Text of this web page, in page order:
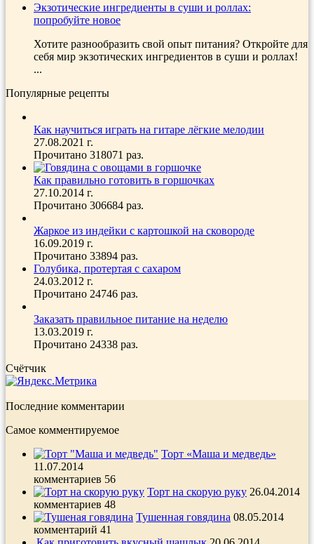
Экзотические ингредиенты в суши и роллах:
попробуйте новое
Хотите разнообразить свой опыт питания? Откройте для
себя мир экзотических ингредиентов в суши и роллах!
...
Популярные рецепты
Как научиться играть на гитаре лёгкие мелодии
27.08.2021 г.
Прочитано 318071 раз.
Как правильно готовить в горшочках
27.10.2014 г.
Прочитано 306684 раз.
Жаркое из индейки с картошкой на сковороде
16.09.2019 г.
Прочитано 33894 раз.
Голубика, протертая с сахаром
24.03.2012 г.
Прочитано 24746 раз.
Заказать правильное питание на неделю
13.03.2019 г.
Прочитано 24338 раз.
Счётчик
Последние комментарии
Самое комментируемое
Торт «Маша и медведь»
11.07.2014
комментариев 56
Торт на скорую руку 26.04.2014
комментариев 48
Тушенная говядина 08.05.2014
комментарий 41